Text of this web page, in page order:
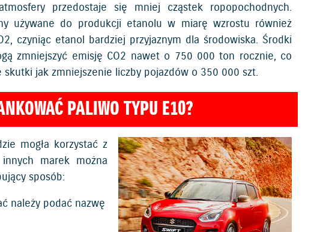
przedostaje się mniej cząstek ropopochodnych.
używane do produkcji etanolu w miarę wzrostu również
czyniąc etanol bardziej przyjaznym dla środowiska. Środki
zmniejszyć emisję CO2 nawet o 750 000 ton rocznie, co
skutki jak zmniejszenie liczby pojazdów o 350 000 szt.
PALIWO TYPU E10?
mogła korzystać z
marek można
sposób:
należy podać nazwę